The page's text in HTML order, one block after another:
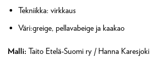
Tekniikka: virkkaus
Väri:greige, pellavabeige ja kaakao
Malli: Taito Etelä-Suomi ry / Hanna Karesjoki